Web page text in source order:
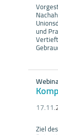
und
17.11.
Ziel